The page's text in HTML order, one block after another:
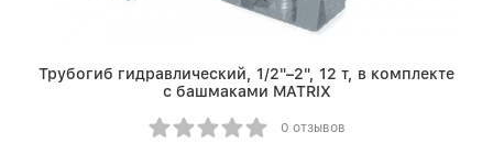
Трубогиб гидравлический, 1/2"–2", 12 т, в комплекте
с башмаками MATRIX
0 отзывов